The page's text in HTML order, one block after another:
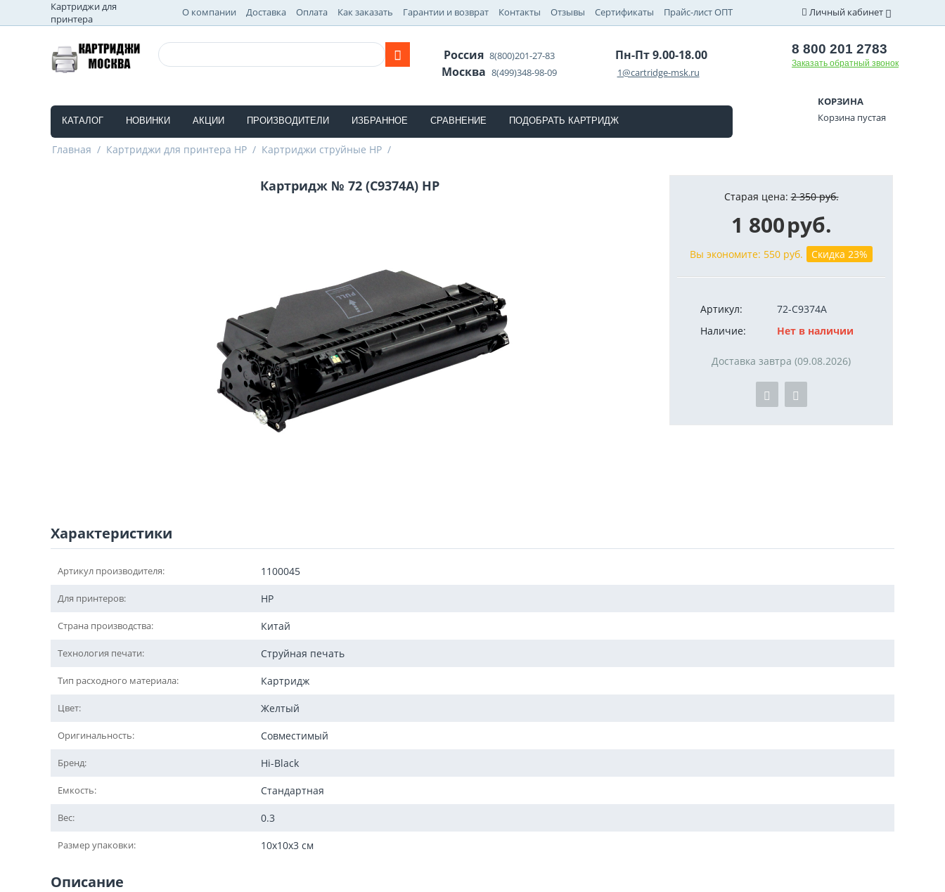
Картриджи для
принтера
О компании Доставка Оплата Как заказать Гарантии и возврат Контакты Отзывы Сертификаты Прайс-лист ОПТ Личный кабинет
Россия8(800)201-27-83
Москва8(499)348-98-09
Пн-Пт 9.00-18.00
1@cartridge-msk.ru
8 800 201 2783
Заказать обратный звонок
КАТАЛОГ НОВИНКИ АКЦИИ ПРОИЗВОДИТЕЛИ ИЗБРАННОЕ СРАВНЕНИЕ ПОДОБРАТЬ КАРТРИДЖ
КОРЗИНА
Корзина пустая
Главная / Картриджи для принтера HP / Картриджи струйные HP /
Картридж № 72 (C9374A) HP
Старая цена: 2 350 руб.
1 800руб.
Вы экономите: 550 руб. Скидка 23%
Артикул:
72-C9374A
Наличие:
Нет в наличии
Доставка завтра (09.08.2026)
Характеристики
Артикул производителя: 1100045
Для принтеров: HP
Страна производства: Китай
Технология печати: Струйная печать
Тип расходного материала: Картридж
Цвет: Желтый
Оригинальность: Совместимый
Бренд: Hi-Black
Емкость: Стандартная
Вес: 0.3
Размер упаковки: 10x10x3 см
Описание